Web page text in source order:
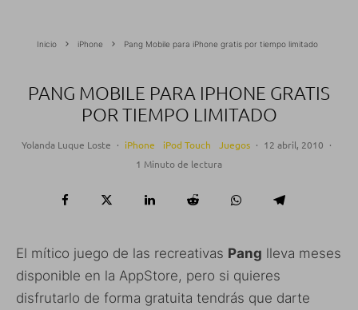
Inicio iPhone Pang Mobile para iPhone gratis por tiempo limitado
PANG MOBILE PARA IPHONE GRATIS
POR TIEMPO LIMITADO
Yolanda Luque Loste · iPhone iPod Touch Juegos · 12 abril, 2010 ·
1 Minuto de lectura
El mítico juego de las recreativas Pang lleva meses
disponible en la AppStore, pero si quieres
disfrutarlo de forma gratuita tendrás que darte